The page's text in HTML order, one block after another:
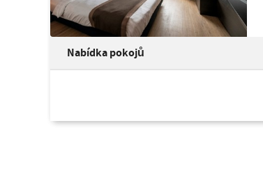
Nabídka pokojů